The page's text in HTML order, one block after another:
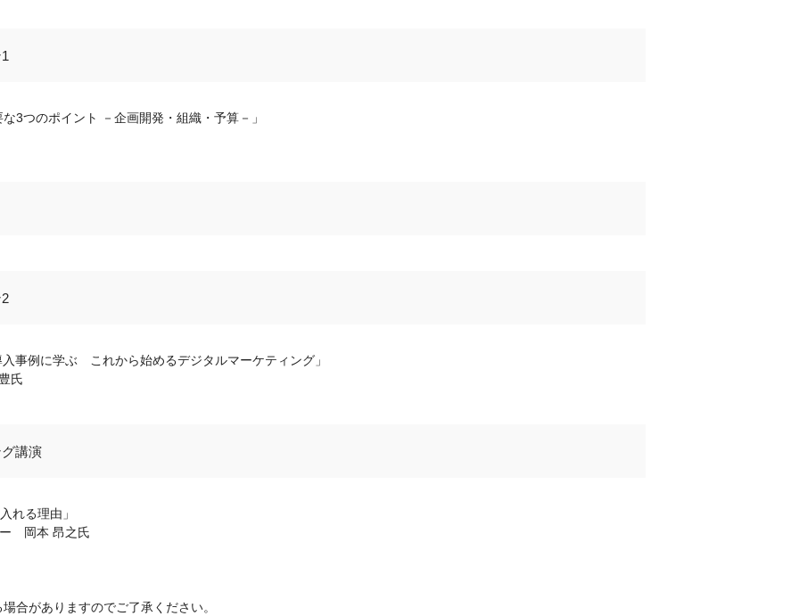
3つのポイント －企画開発・組織・予算－」
事例に学ぶ これから始めるデジタルマーケティング」
氏
講演
れる理由」
ー 岡本 昂之氏
合がありますのでご了承ください。